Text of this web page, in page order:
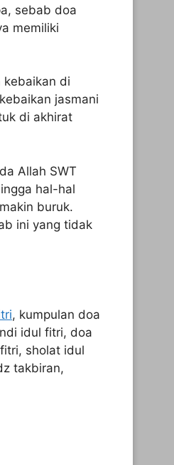
sebab doa
memiliki
kebaikan di
jasmani
di akhirat
Allah SWT
hal-hal
buruk.
ini yang tidak
, kumpulan doa
idul fitri, doa
sholat idul
takbiran,